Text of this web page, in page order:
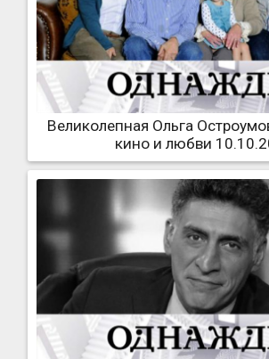
Великолепная Ольга
кино и любви